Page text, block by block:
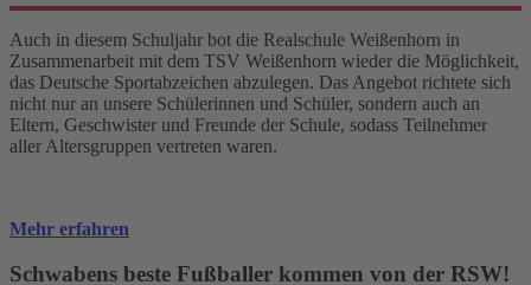
Auch in diesem Schuljahr bot die Realschule Weißenhorn in
Zusammenarbeit mit dem TSV Weißenhorn wieder die Möglichkeit,
das Deutsche Sportabzeichen abzulegen. Das Angebot richtete sich
nicht nur an unsere Schülerinnen und Schüler, sondern auch an
Eltern, Geschwister und Freunde der Schule, sodass Teilnehmer
aller Altersgruppen vertreten waren.
Mehr erfahren
Schwabens beste Fußballer kommen von der RSW!